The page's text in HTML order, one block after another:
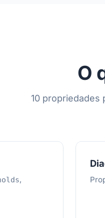
O
10 propriedades
,